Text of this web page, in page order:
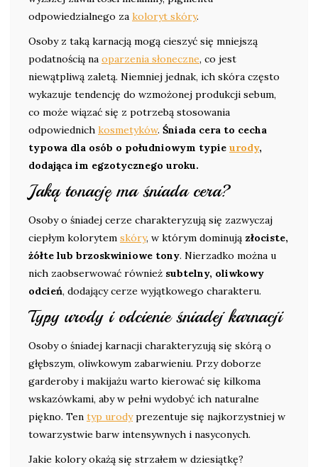
odpowiedzialnego za koloryt skóry.
Osoby z taką karnacją mogą cieszyć się mniejszą
podatnością na oparzenia słoneczne, co jest
niewątpliwą zaletą. Niemniej jednak, ich skóra często
wykazuje tendencję do wzmożonej produkcji sebum,
co może wiązać się z potrzebą stosowania
odpowiednich kosmetyków. Śniada cera to cecha
typowa dla osób o południowym typie urody,
dodająca im egzotycznego uroku.
Jaką tonację ma śniada cera?
Osoby o śniadej cerze charakteryzują się zazwyczaj
ciepłym kolorytem skóry, w którym dominują złociste,
żółte lub brzoskwiniowe tony. Nierzadko można u
nich zaobserwować również subtelny, oliwkowy
odcień, dodający cerze wyjątkowego charakteru.
Typy urody i odcienie śniadej karnacji
Osoby o śniadej karnacji charakteryzują się skórą o
głębszym, oliwkowym zabarwieniu. Przy doborze
garderoby i makijażu warto kierować się kilkoma
wskazówkami, aby w pełni wydobyć ich naturalne
piękno. Ten typ urodyprezentuje się najkorzystniej w
towarzystwie barw intensywnych i nasyconych.
Jakie kolory okażą się strzałem w dziesiątkę?